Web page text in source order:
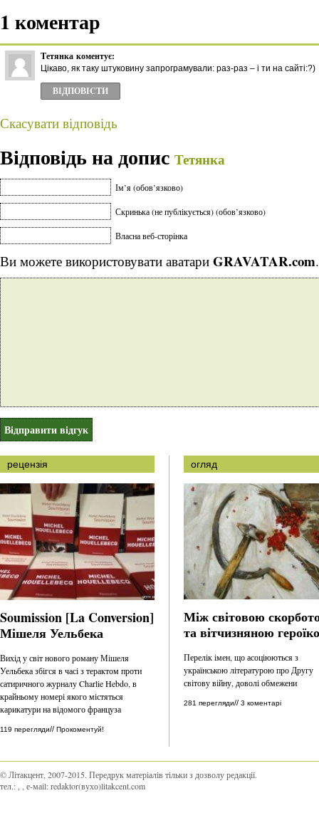
1 коментар
Тетянка коментує:
Цікаво, як таку штуковину запрограмували: раз-раз – і ти на сайті:?)
ВІДПОВІCТИ
Скасувати відповідь
Відповідь на допис Тетянка
Ім’я (обов’язково)
Скринька (не публікується) (обов’язково)
Власна веб-сторінка
Ви можете використовувати аватари GRAVATAR.com.
рецензія
Soumission [La Conversion]
Мішеля Уельбека
Вихід у світ нового роману Мішеля
Уельбека збігся в часі з терактом проти
сатиричного журналу Charlie Hebdo, в
крайньому номері якого містяться
карикатури на відомого француза
119 перегляди// Прокоментуй!
огляд
Між світовою
та вітчизняною
Перелік імен, що асоціюються з
українською літературою про Другу
світову війну, доволі обмежени
281 перегляди// 3 коментарі
© Літакцент, 2007-2015. Передрук матеріалів тільки з дозволу редакції.
тел.:
, е-маіl:redaktor(вухо)litakcent.com